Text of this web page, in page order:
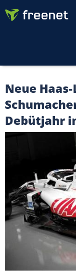
Neue
Debütjahr